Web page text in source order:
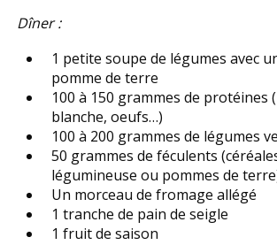
Dîner :
1 petite soupe de légumes avec
pomme de terre
100 à 150 grammes de protéines
blanche, oeufs…)
100 à 200 grammes de légumes
50 grammes de féculents
légumineuse ou pommes de
Un morceau de fromage allégé
1 tranche de pain de seigle
1 fruit de saison